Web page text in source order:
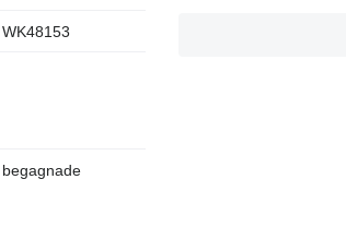
WK48153
begagnade